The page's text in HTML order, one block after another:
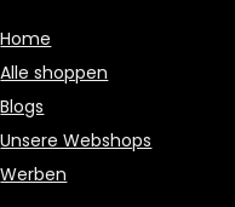
Home
Alle shoppen
Blogs
Unsere Webshops
Werben